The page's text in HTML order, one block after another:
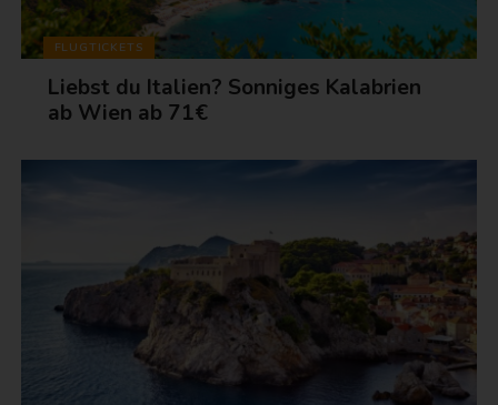
FLUGTICKETS
Liebst du Italien? Sonniges Kalabrien
ab Wien ab 71€